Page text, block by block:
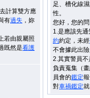
足、槽化線
性。
您好，您的
1.是應該先通
約約定，未經
不會據此出
2.其實警員不
負責蒐集（
員會的鑑定
對車禍鑑定
計算雙方應
有過失 ，妳
若由親屬照
既然是看護